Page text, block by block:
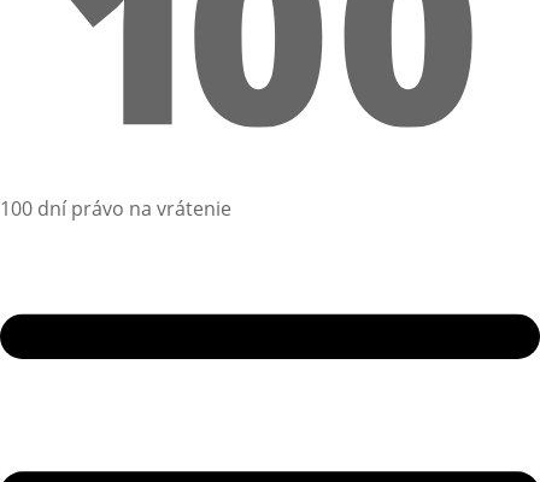
100 dní právo na vrátenie